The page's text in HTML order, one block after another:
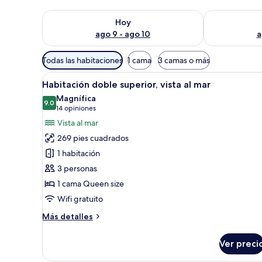
Hoy
ago 9 - ago 10
Consulta la disponibilidad para hoy ago 9 - ago 10
Consulta la
Filtros
disponibles
para
las
habitaciones
Todas las habitaciones 1 cama 3 camas o más
Abrir
todas
las
fotos
de
Habitación
doble
superior,
vista
al
mar
Una habitación de hotel con
12
Habitación doble superior, vista al mar
9.09.0 de 10
Magnífica
14 opiniones
(14
opiniones)
Vista al mar
269 pies cuadrados
1 habitación
3 personas
1 cama Queen size
Wifi gratuito
Más detalles
Más
doble
Ver